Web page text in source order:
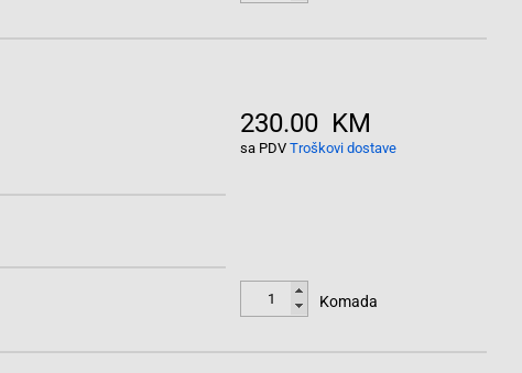
230.00 KM
sa PDV Troškovi dostave
Komada